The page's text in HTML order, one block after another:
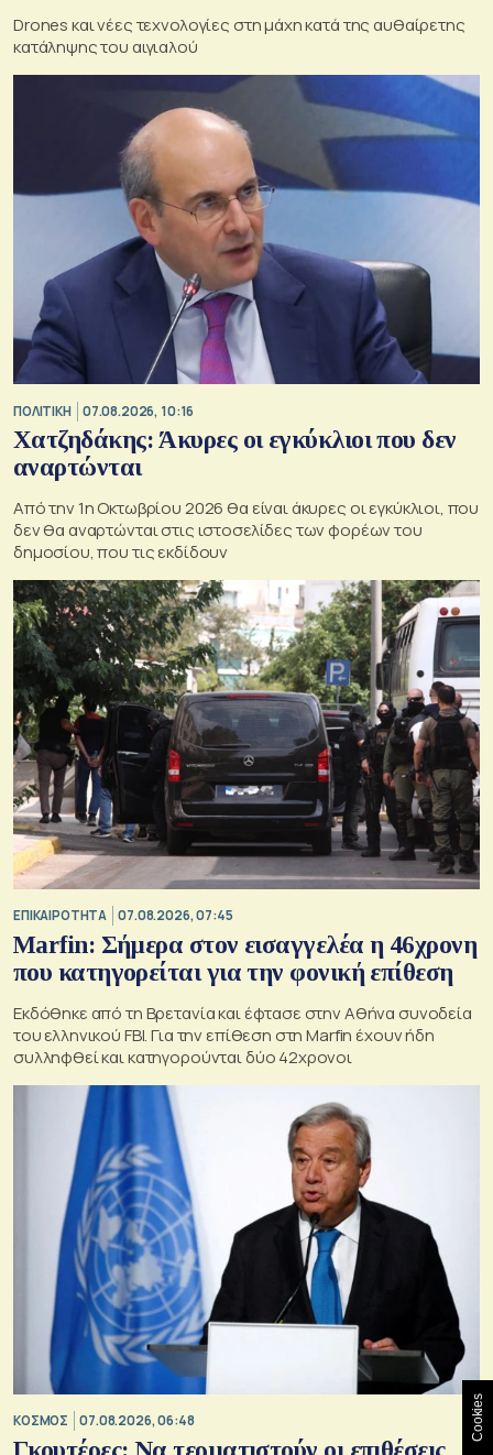
Drones και νέες τεχνολογίες στη μάχη κατά της αυθαίρετης
κατάληψης του αιγιαλού
ΠΟΛΙΤΙΚΗ 07.08.2026, 10:16
Χατζηδάκης: Άκυρες οι εγκύκλιοι που δεν
αναρτώνται
Από την 1η Οκτωβρίου 2026 θα είναι άκυρες οι εγκύκλιοι, που
δεν θα αναρτώνται στις ιστοσελίδες των φορέων του
δημοσίου, που τις εκδίδουν
ΕΠΙΚΑΙΡΟΤΗΤΑ 07.08.2026, 07:45
Marfin: Σήμερα στον εισαγγελέα η 46χρονη
που κατηγορείται για την φονική επίθεση
Εκδόθηκε από τη Βρετανία και έφτασε στην Αθήνα συνοδεία
του ελληνικού FBI. Για την επίθεση στη Marfin έχουν ήδη
συλληφθεί και κατηγορούνται δύο 42χρονοι
ΚΟΣΜΟΣ 07.08.2026, 06:48 Cookies